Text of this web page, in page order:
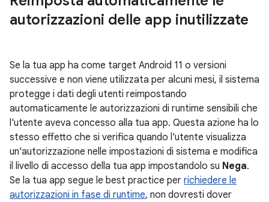
autorizzazioni delle app inutilizzate
Se la tua app ha come target Android 11 o versioni
successive e non viene utilizzata per alcuni mesi, il sistema
protegge i dati degli utenti reimpostando
automaticamente le autorizzazioni di runtime sensibili che
l'utente aveva concesso alla tua app. Questa azione ha lo
stesso effetto che si verifica quando l'utente visualizza
un'autorizzazione nelle impostazioni di sistema e modifica
il livello di accesso della tua app impostandolo su Nega.
Se la tua app segue le best practice per richiedere le
autorizzazioni in fase di runtime, non dovresti dover